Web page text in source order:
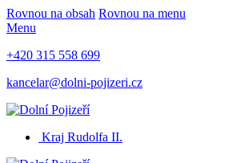
Rovnou na obsah Rovnou na menu
Menu
+420 315 558 699
kancelar@dolni-pojizeri.cz
Kraj Rudolfa II.